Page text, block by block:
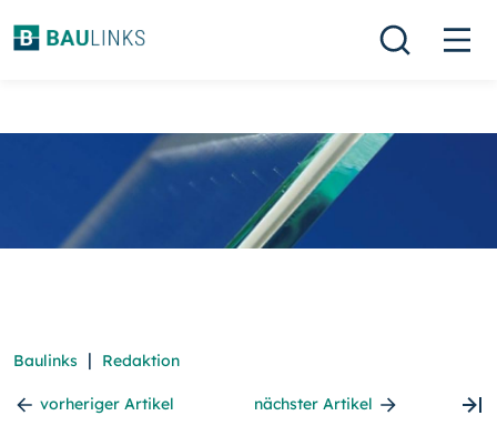
Baulinks | Redaktion
vorheriger Artikel nächster Artikel